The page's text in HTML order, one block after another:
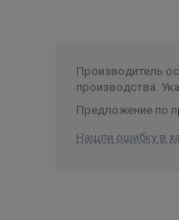
Производитель
производства.
Предложение по
Нашли ошибку в